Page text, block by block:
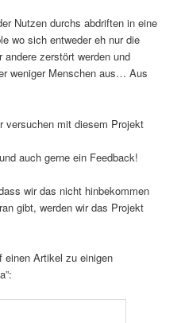
Nutzen durchs abdriften in eine
wo sich entweder eh nur die
andere zerstört werden und
weniger Menschen aus… Aus
versuchen mit diesem Projekt
auch gerne ein Feedback!
wir das nicht hinbekommen
gibt, werden wir das Projekt
einen Artikel zu einigen